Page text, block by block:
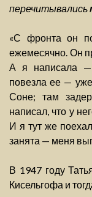
перечитывались
«С фронта он
ежемесячно. Он
А я написала —
повезла ее —
Соне; там
написал, что у
И я тут же
занята — меня
В 1947 году
Кисельгофа и